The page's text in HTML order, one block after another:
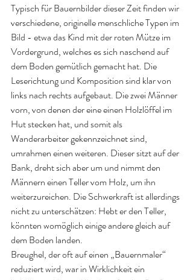
Typisch für Bauernbilder dieser Zeit finden wir
verschiedene, originelle menschliche Typen im
Bild - etwa das Kind mit der roten Mütze im
Vordergrund, welches es sich naschend auf
dem Boden gemütlich gemacht hat. Die
Leserichtung und Komposition sind klar von
links nach rechts aufgebaut. Die zwei Männer
vorn, von denen der eine einen Holzlöffel im
Hut stecken hat, und somit als
Wanderarbeiter gekennzeichnet sind,
umrahmen einen weiteren. Dieser sitzt auf der
Bank, dreht sich aber um und nimmt den
Männern einen Teller vom Holz, um ihn
weiterzureichen. Die Schwerkraft ist allerdings
nicht zu unterschätzen: Hebt er den Teller,
könnten womöglich einige andere gleich auf
dem Boden landen.
Breughel, der oft auf einen „Bauernmaler“
reduziert wird, war in Wirklichkeit ein